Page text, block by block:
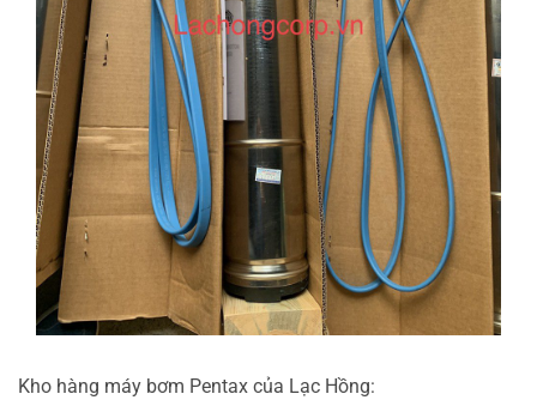
Kho hàng máy bơm Pentax của Lạc Hồng: